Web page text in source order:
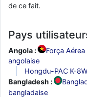
de ce fait.
Pays
Angola :
Força
angolaise
Hongdu-PAC K-
Bangladesh :
bangladaise